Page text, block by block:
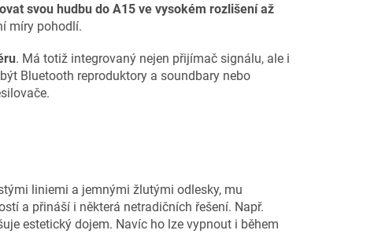
svou hudbu do A15 ve vysokém rozlišení až
míry pohodlí.
. Má totiž integrovaný nejen přijímač signálu, ale i
Bluetooth reproduktory a soundbary nebo
liniemi a jemnými žlutými odlesky, mu
a přináší i některá netradičních řešení. Např.
estetický dojem. Navíc ho lze vypnout i během